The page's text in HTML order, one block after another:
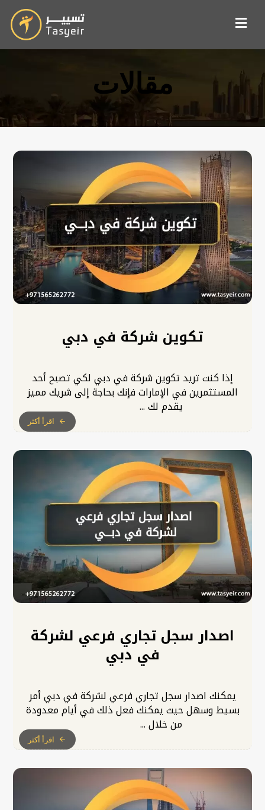
مقالات
تكوين شركة في دبي
إذا كنت تريد تكوين شركة في دبي لكي تصبح أحد
المستثمرين في الإمارات فإنك بحاجة إلى شريك مميز
يقدم لك ...
اقرأ أكثر
اصدار سجل تجاري فرعي لشركة
في دبي
يمكنك اصدار سجل تجاري فرعي لشركة في دبي أمر
بسيط وسهل حيث يمكنك فعل ذلك في أيام معدودة
من خلال ...
اقرأ أكثر